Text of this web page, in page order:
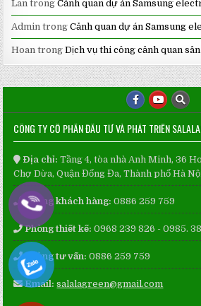
Lan trongCảnh quan dự án Samsung
Admin trongCảnh quan dự án Samsung
Hoan trongDịch vụ thi công cảnh quan
CÔNG TY CỔ PHẦN ĐẦU TƯ VÀ PHÁT TRIỂN
Địa chỉ: Tầng 4, tòa nhà Anh Minh, 36
Chợ Dừa, Quận Đống Đa, Thành phố Hà
Phòng khách hàng: 0886 259 759
Phòng thiết kế: 0968 239 826 - 0985.
Phòng tư vấn: 0886 259 759
Email: salalagreen@gmail.com